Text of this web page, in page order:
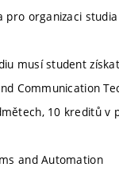
organizaci
musí student
Communication
10 kreditů
and Automation